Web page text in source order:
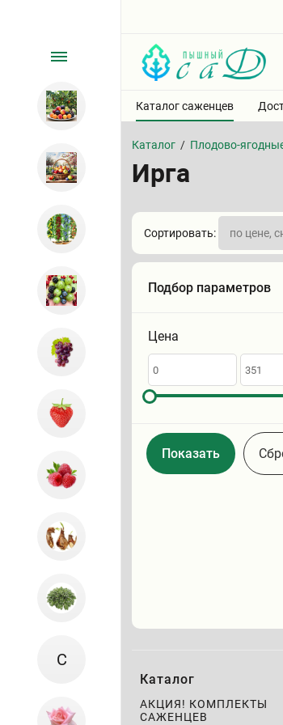
С
Каталог саженцев
Каталог / Плодово-
Ирга
Сортировать:
Подбор параметров
Цена
Сортировать
по
Каталог
АКЦИЯ! КОМПЛЕКТЫ
САЖЕНЦЕВ